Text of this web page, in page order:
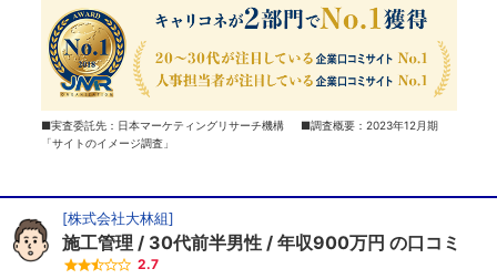
■実査委託先：日本マーケティングリサーチ機構 ■調査概要：2023年12月期
「サイトのイメージ調査」
[株式会社大林組]
施工管理 30代前半男性 年収900万円 の口コミ
2.7